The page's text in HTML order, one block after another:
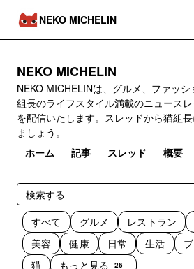
NEKO MICHELIN
NEKO MICHELIN
NEKO MICHELINは、グルメ、ファッ
組長のライフスタイル満載のニュース
を配信いたします。スレッドから猫組
ましょう。
ホーム
記事 スレッド 概要
すべて グルメ レストラン
美容
健康 日常 生活
猫
もっと見る 26